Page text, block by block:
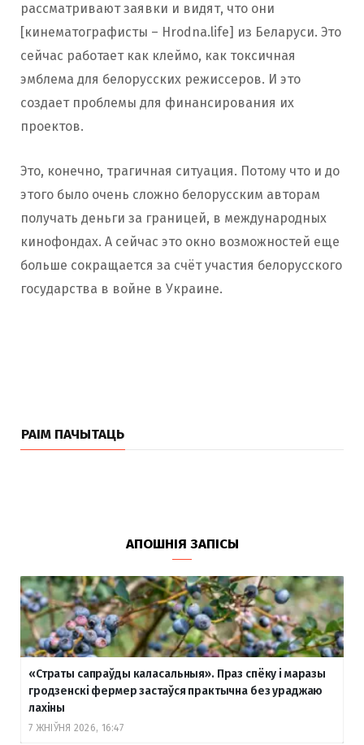
рассматривают заявки и видят, что они
[кинематографисты – Hrodna.life] из Беларуси. Это
сейчас работает как клеймо, как токсичная
эмблема для белорусских режиссеров. И это
создает проблемы для финансирования их
проектов.
Это, конечно, трагичная ситуация. Потому что и до
этого было очень сложно белорусским авторам
получать деньги за границей, в международных
кинофондах. А сейчас это окно возможностей еще
больше сокращается за счёт участия белорусского
государства в войне в Украине.
РАІМ ПАЧЫТАЦЬ
АПОШНІЯ ЗАПІСЫ
«Страты сапраўды каласальныя». Праз спёку і маразы
гродзенскі фермер застаўся практычна без ураджаю
лахіны
7 ЖНІЎНЯ 2026, 16:47